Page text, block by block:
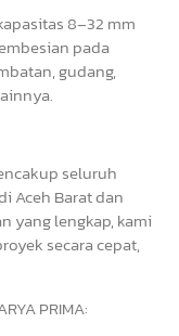
8–32 mm
pada
gudang,
seluruh
Aceh Barat dan
yang lengkap, kami
secara cepat,
PRIMA: